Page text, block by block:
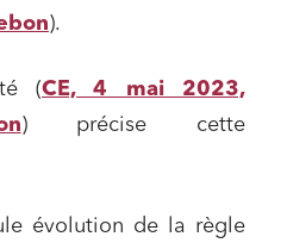
).
(CE, 4 mai 2023,
) précise cette
évolution de la règle